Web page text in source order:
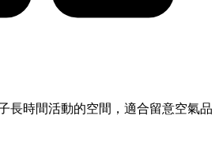
長時間活動的空間，適合留意空氣品